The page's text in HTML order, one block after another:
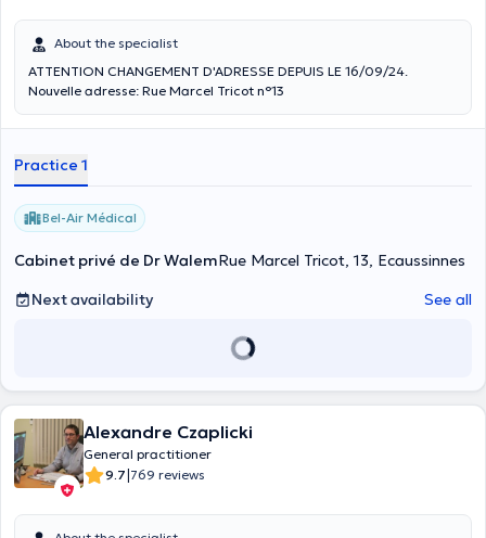
About the specialist
ATTENTION CHANGEMENT D'ADRESSE DEPUIS LE 16/09/24.
Nouvelle adresse: Rue Marcel Tricot n°13
Practice 1
Bel-Air Médical
Cabinet privé de Dr WalemRue Marcel Tricot, 13, Ecaussinnes
Next availability
See all
Alexandre Czaplicki
General practitioner
9.7|769 reviews